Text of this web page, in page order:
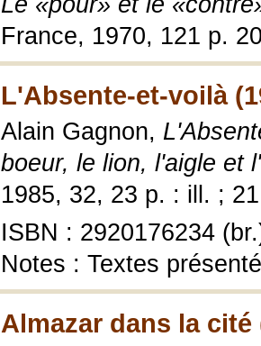
France, 1970, 121 p.
L'Absente-et-voilà
Alain Gagnon,
boeur, le lion, l'aigle et
1985, 32, 23 p. : ill. ;
ISBN : 2920176234
Notes : Textes
Almazar dans la cité